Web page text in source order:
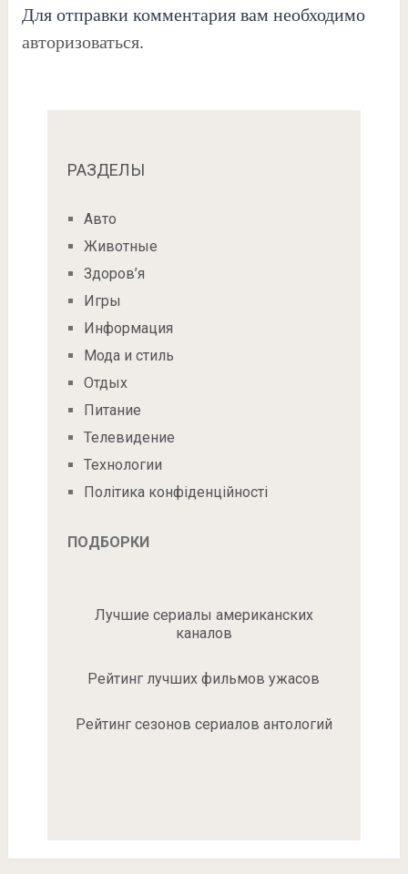
Для отправки комментария вам необходимо
авторизоваться.
РАЗДЕЛЫ
Авто
Животные
Здоров’я
Игры
Информация
Мода и стиль
Отдых
Питание
Телевидение
Технологии
Політика конфіденційності
ПОДБОРКИ
Лучшие сериалы американских
каналов
Рейтинг лучших фильмов ужасов
Рейтинг сезонов сериалов антологий